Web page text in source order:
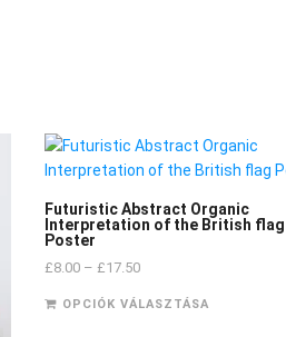
Futuristic Abstract Organic
Interpretation of the British flag
Poster
£8.00 – £17.50
OPCIÓK VÁLASZTÁSA